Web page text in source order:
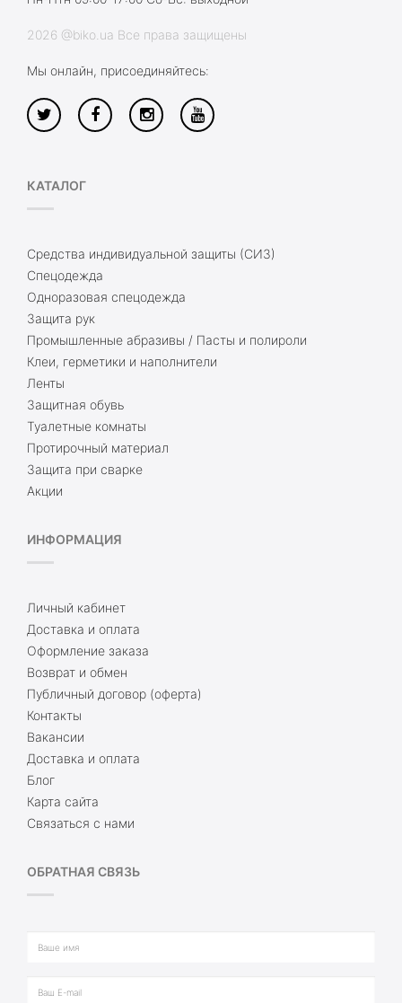
2026 @biko.ua Все права защищены
Мы онлайн, присоединяйтесь:
КАТАЛОГ
Средства индивидуальной защиты (СИЗ)
Спецодежда
Одноразовая спецодежда
Защита рук
Промышленные абразивы / Пасты и полироли
Клеи, герметики и наполнители
Ленты
Защитная обувь
Туалетные комнаты
Протирочный материал
Защита при сварке
Акции
ИНФОРМАЦИЯ
Личный кабинет
Доставка и оплата
Оформление заказа
Возврат и обмен
Публичный договор (оферта)
Контакты
Вакансии
Доставка и оплата
Блог
Карта сайта
Связаться с нами
ОБРАТНАЯ СВЯЗЬ